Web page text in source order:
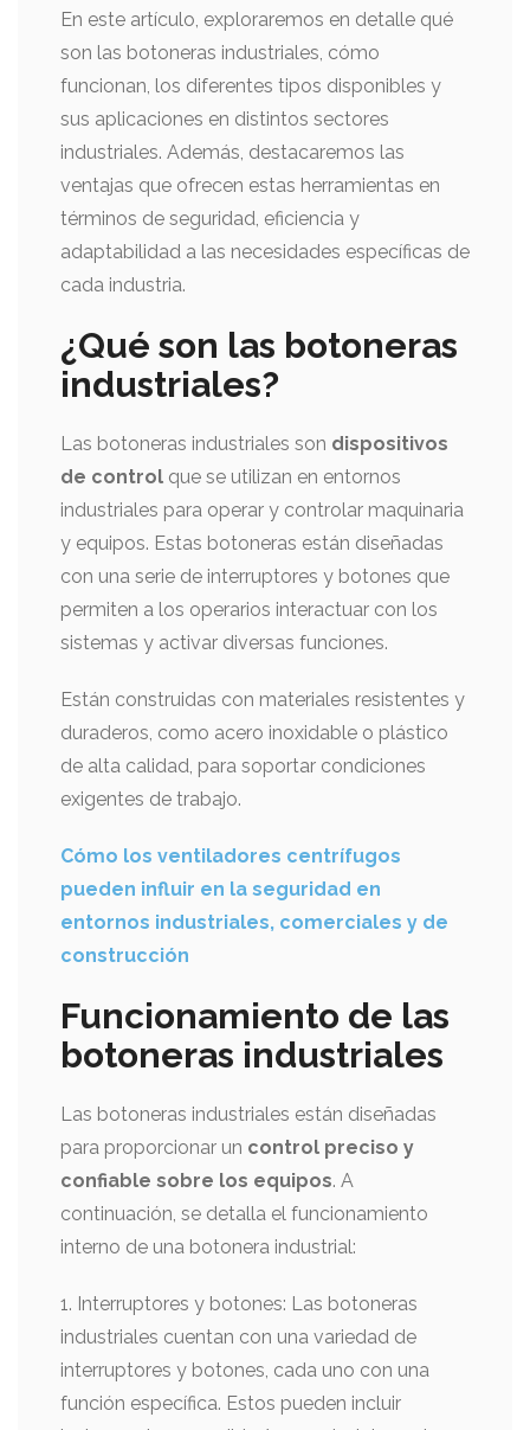
En este artículo, exploraremos en detalle qué
son las botoneras industriales, cómo
funcionan, los diferentes tipos disponibles y
sus aplicaciones en distintos sectores
industriales. Además, destacaremos las
ventajas que ofrecen estas herramientas en
términos de seguridad, eficiencia y
adaptabilidad a las necesidades específicas de
cada industria.
¿Qué son las botoneras
industriales?
Las botoneras industriales son dispositivos
de control que se utilizan en entornos
industriales para operar y controlar maquinaria
y equipos. Estas botoneras están diseñadas
con una serie de interruptores y botones que
permiten a los operarios interactuar con los
sistemas y activar diversas funciones.
Están construidas con materiales resistentes y
duraderos, como acero inoxidable o plástico
de alta calidad, para soportar condiciones
exigentes de trabajo.
Cómo los ventiladores centrífugos
pueden influir en la seguridad en
entornos industriales, comerciales y de
construcción
Funcionamiento de las
botoneras industriales
Las botoneras industriales están diseñadas
para proporcionar un control preciso y
confiable sobre los equipos. A
continuación, se detalla el funcionamiento
interno de una botonera industrial:
1. Interruptores y botones: Las botoneras
industriales cuentan con una variedad de
interruptores y botones, cada uno con una
función específica. Estos pueden incluir